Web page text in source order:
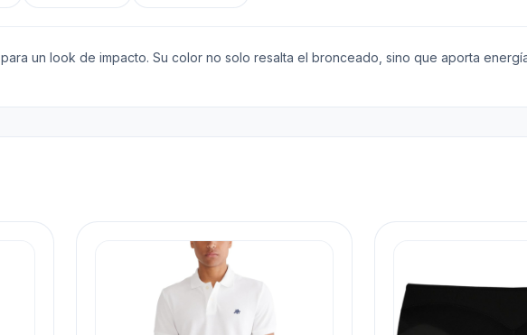
un look de impacto. Su color no solo resalta el bronceado, sino que aporta